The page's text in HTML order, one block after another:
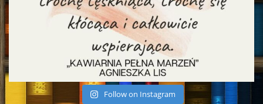
Follow on Instagram